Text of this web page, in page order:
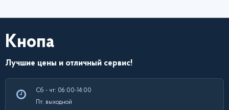
Кнопа
Лучшие цены и отличный сервис!
Сб - чт: 06:00-14:00
Пт: выходной